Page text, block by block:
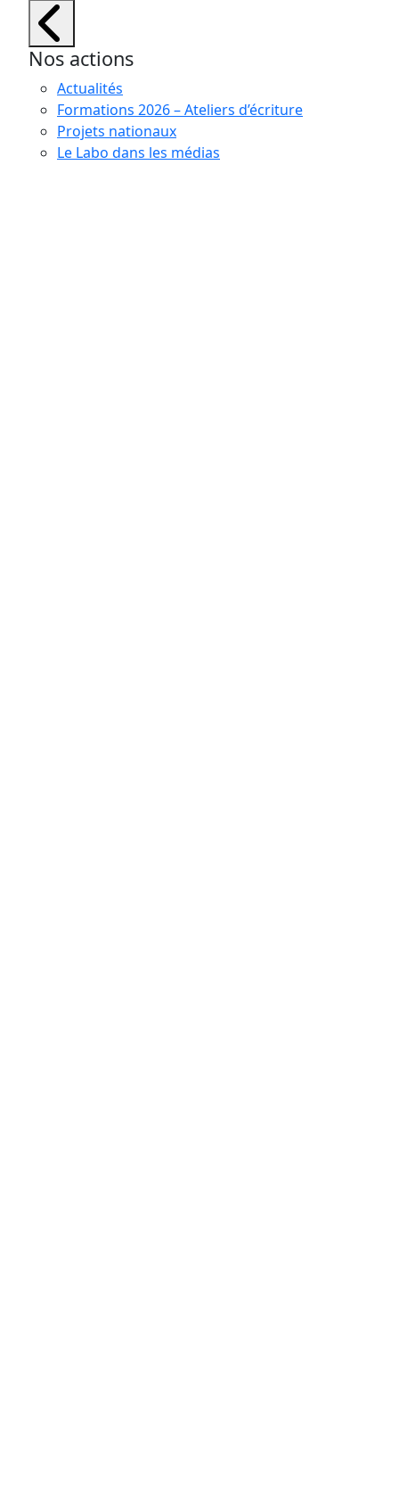
Nos actions
Actualités
Formations 2026 – Ateliers d’écriture
Projets nationaux
Le Labo dans les médias